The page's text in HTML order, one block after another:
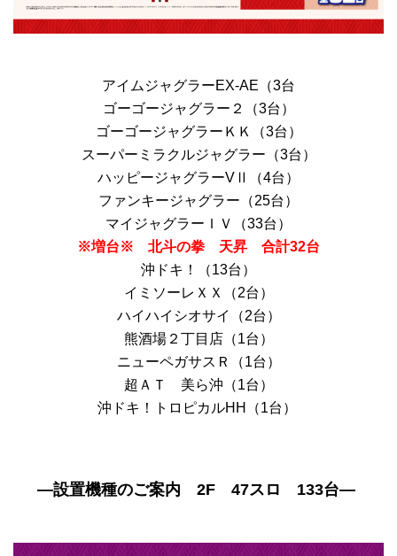
アイムジャグラーEX-AE（3台
ゴーゴージャグラー２（3台）
ゴーゴージャグラーＫＫ（3台）
スーパーミラクルジャグラー（3台）
ハッピージャグラーVⅡ（4台）
ファンキージャグラー（25台）
マイジャグラーＩＶ（33台）
※増台※ 北斗の拳 天昇 合計32台
沖ドキ！（13台）
イミソーレＸＸ（2台）
ハイハイシオサイ（2台）
熊酒場２丁目店（1台）
ニューペガサスＲ（1台）
超ＡＴ 美ら沖（1台）
沖ドキ！トロピカルHH（1台）
―設置機種のご案内 2F 47スロ 133台―